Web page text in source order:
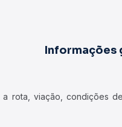
Informações
rota, viação, condições